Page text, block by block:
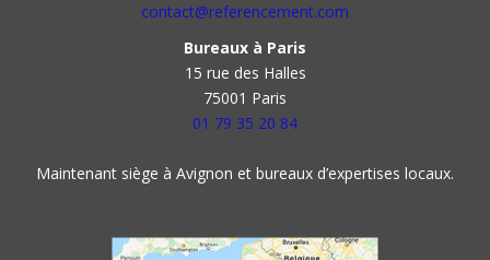
contact@referencement.com
Bureaux à Paris
15 rue des Halles
75001 Paris
01 79 35 20 84
Maintenant siège à Avignon et bureaux d’expertises locaux.